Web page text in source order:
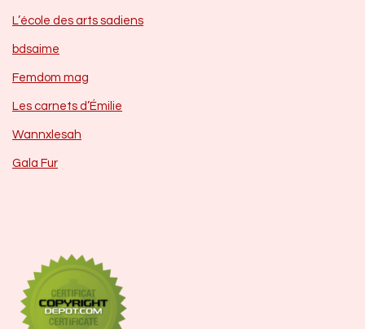
L’école des arts sadiens
bdsaime
Femdom mag
Les carnets d’Émilie
Wannxlesah
Gala Fur